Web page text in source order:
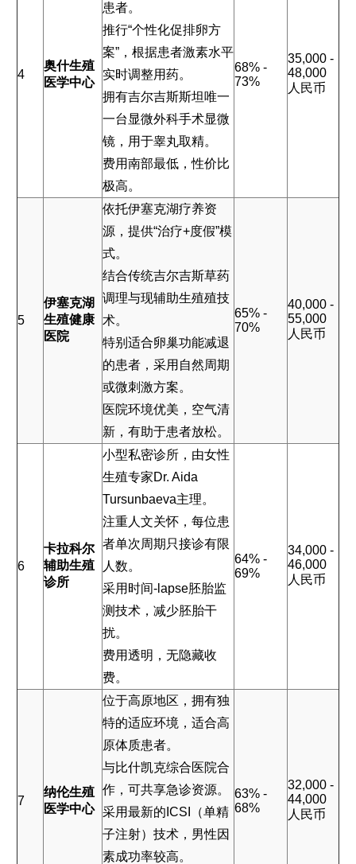
4
奥什生殖
医学中心
患者。
推行“个性化促排卵方
案”，根据患者激素水平
实时调整用药。
拥有吉尔吉斯斯坦唯一
一台显微外科手术显微
镜，用于睾丸取精。
费用南部最低，性价比
极高。
68% -
73%
35,000 -
48,000
人民币
5
伊塞克湖
生殖健康
医院
依托伊塞克湖疗养资
源，提供“治疗+度假”模
式。
结合传统吉尔吉斯草药
调理与现辅助生殖殖技
术。
特别适合卵巢功能减退
的患者，采用自然周期
或微刺激方案。
医院环境优美，空气清
新，有助于患者放松。
65% -
70%
40,000 -
55,000
人民币
6
卡拉科尔
辅助生殖
诊所
小型私密诊所，由女性
生殖专家Dr. Aida
Tursunbaeva主理。
注重人文关怀，每位患
者单次周期只接诊有限
人数。
采用时间-lapse胚胎监
测技术，减少胚胎干
扰。
费用透明，无隐藏收
费。
64% -
69%
34,000 -
46,000
人民币
7
纳伦生殖
医学中心
位于高原地区，拥有独
特的适应环境，适合高
原体质患者。
与比什凯克综合医院合
作，可共享急诊资源。
采用最新的ICSI（单精
子注射）技术，男性因
素成功率较高。
63% -
68%
32,000 -
44,000
人民币